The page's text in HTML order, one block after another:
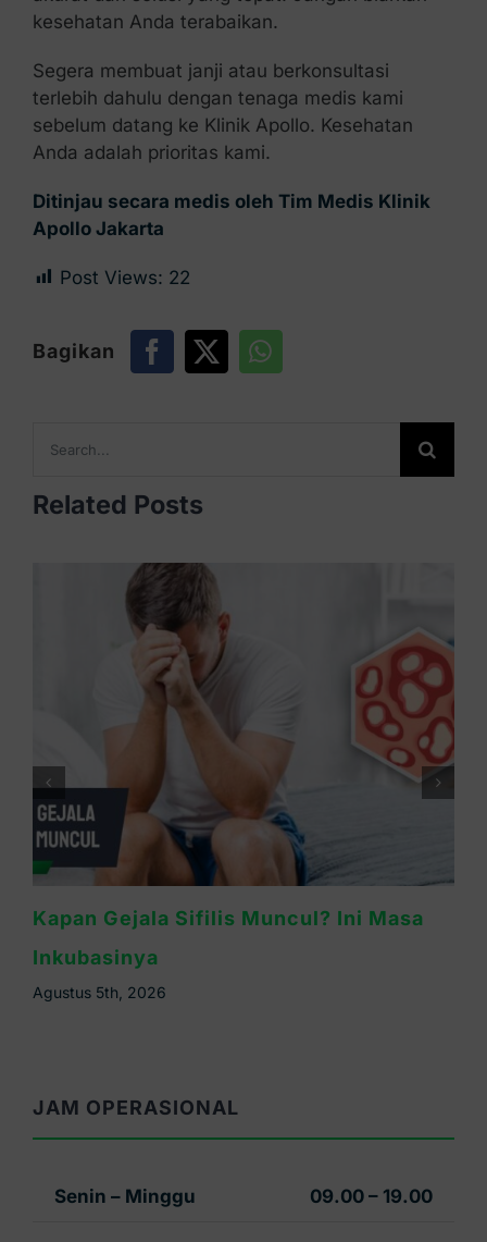
kesehatan Anda terabaikan.
Segera membuat janji atau berkonsultasi
terlebih dahulu dengan tenaga medis kami
sebelum datang ke Klinik Apollo. Kesehatan
Anda adalah prioritas kami.
Ditinjau secara medis oleh Tim Medis Klinik
Apollo Jakarta
Post Views: 22
Bagikan
for:
Related Posts
Waspada Sifilis Bintik Merah di Telapak
Tangan, Ini Cirinya
Agustus 4th, 2026
JAM OPERASIONAL
Senin – Minggu 09.00 – 19.00